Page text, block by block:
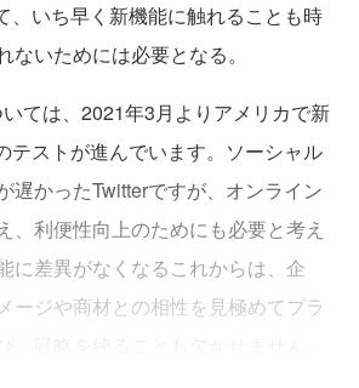
、いち早く新機能に触れることも時
ないためには必要となる。
いては、2021年3月よりアメリカで新
テストが進んでいます。ソーシャル
遅かったTwitterですが、オンライン
、利便性向上のためにも必要と考え
に差異がなくなるこれからは、企
ージや商材との相性を見極めてプラ